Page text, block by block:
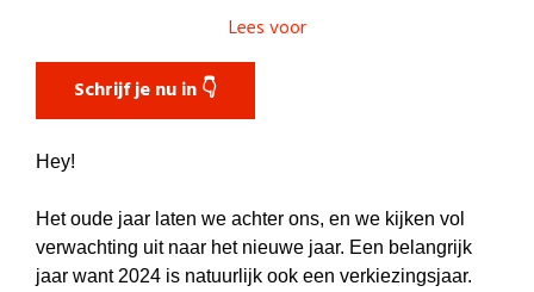
Lees voor
Schrijf je nu in 👇
Hey!
Het oude jaar laten we achter ons, en we kijken vol
verwachting uit naar het nieuwe jaar. Een belangrijk
jaar want 2024 is natuurlijk ook een verkiezingsjaar.